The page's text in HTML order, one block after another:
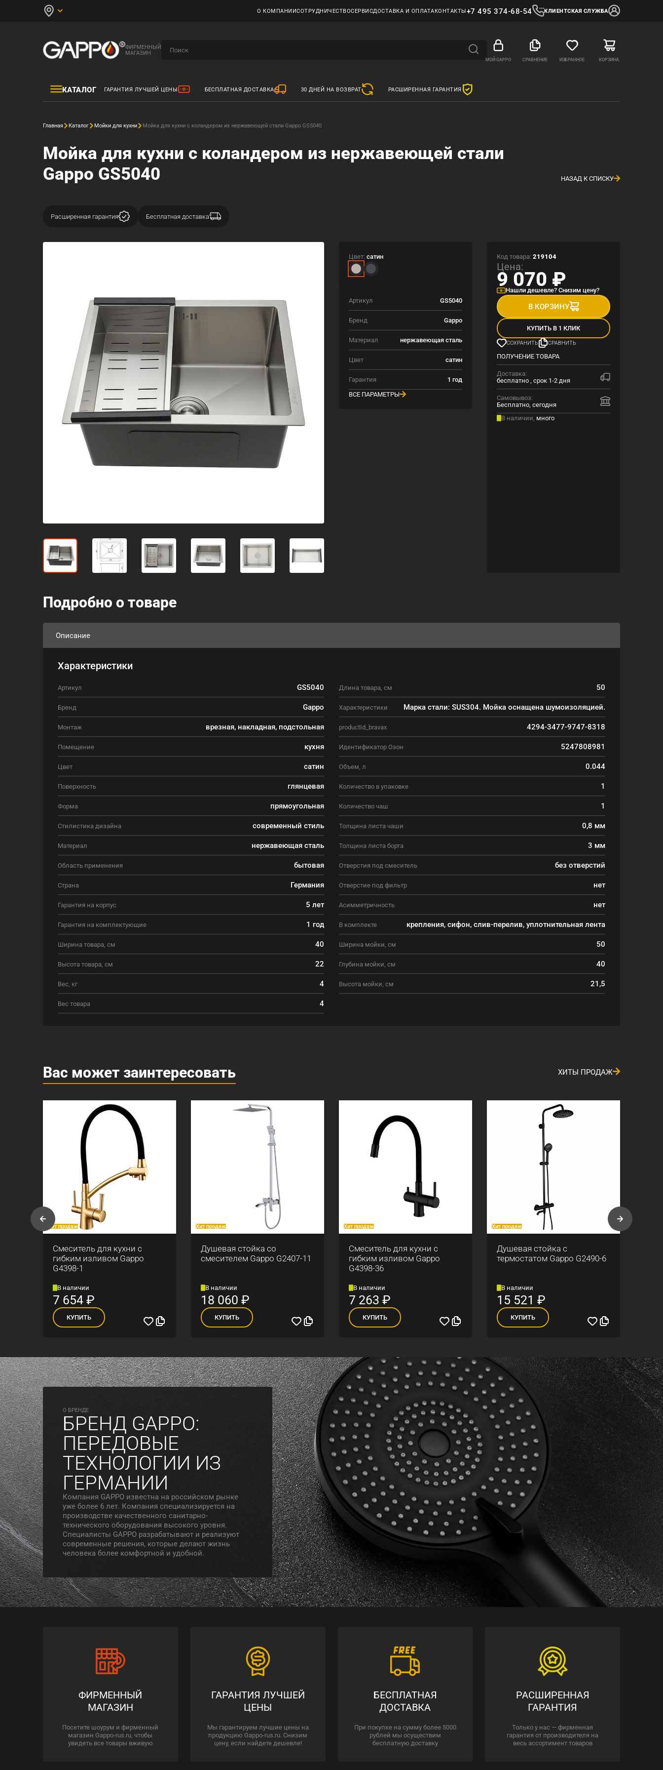
О КОМПАНИИСОТРУДНИЧЕСТВОСЕРВИСДОСТАВКА И ОПЛАТАКОНТАКТЫ+7 495 374-68-54 КЛИЕНТСКАЯ СЛУЖБА
ФИРМЕННЫЙ
МАГАЗИН
МОЙ GAPPO СРАВНЕНИЕ ИЗБРАННОЕ КОРЗИНА
КАТАЛОГ ГАРАНТИЯ ЛУЧШЕЙ ЦЕНЫ БЕСПЛАТНАЯ ДОСТАВКА 30 ДНЕЙ НА ВОЗВРАТ РАСШИРЕННАЯ ГАРАНТИЯ
Главная Каталог Мойки для кухни Мойка для кухни с коландером из нержавеющей стали Gappo GS5040
Мойка для кухни с коландером из нержавеющей стали
Gappo GS5040
НАЗАД К СПИСКУ
Расширенная гарантия Бесплатная доставка
Цвет: сатин
Артикул GS5040
Бренд Gappo
Материал нержавеющая сталь
Цвет сатин
Гарантия
1 год
ВСЕ ПАРАМЕТРЫ
Код товара: 219104
Цена:
9 070 ₽
Нашли дешевле? Снизим цену?
В КОРЗИНУ
КУПИТЬ В 1 КЛИК
СОХРАНИТЬ СРАВНИТЬ
ПОЛУЧЕНИЕ ТОВАРА
Доставка:
бесплатно , срок 1-2 дня
Самовывоз:
Бесплатно, сегодня
В наличии, много
Подробно о товаре
Описание
Характеристики
Артикул GS5040
Бренд Gappo
Монтаж врезная, накладная, подстольная
Помещение кухня
Цвет сатин
Поверхность глянцевая
Форма прямоугольная
Стилистика дизайна современный стиль
Материал нержавеющая сталь
Область применения бытовая
Страна Германия
Гарантия на корпус 5 лет
Гарантия на комплектующие 1 год
Ширина товара, см 40
Высота товара, см 22
Вес, кг 4
Вес товара 4
Длина товара, см 50
Характеристики Марка стали: SUS304. Мойка оснащена шумоизоляцией.
productId_bravax 4294-3477-9747-8318
Идентификатор Озон 5247808981
Объем, л 0.044
Количество в упаковке 1
Количество чаш 1
Толщина листа чаши 0,8 мм
Толщина листа борта 3 мм
Отверстия под смеситель без отверстий
Отверстие под фильтр нет
Асимметричность нет
В комплекте крепления, сифон, слив-перелив, уплотнительная лента
Ширина мойки, см 50
Глубина мойки, см 40
Высота мойки, см 21,5
Вас может заинтересовать ХИТЫ ПРОДАЖ
Хит продаж
Смеситель для кухни с
гибким изливом Gappo
G4398-1
В наличии
7 654₽
КУПИТЬ
Хит продаж
Душевая стойка со
смесителем Gappo G2407-11
В наличии
18 060 ₽
КУПИТЬ
Хит продаж
Смеситель для кухни с
гибким изливом Gappo
G4398-36
В наличии
7 263 ₽
КУПИТЬ
Хит продаж
Душевая стойка с
термостатом Gappo G2490-6
В наличии
15 521 ₽
КУПИТЬ
O БРЕНДЕ
БРЕНД GAPPO:
ПЕРЕДОВЫЕ
ТЕХНОЛОГИИ ИЗ
ГЕРМАНИИ
Компания GAPPO известна на российском рынке
уже более 6 лет. Компания специализируется на
производстве качественного санитарно-
технического оборудования высокого уровня.
Специалисты GAPPO разрабатывают и реализуют
современные решения, которые делают жизнь
человека более комфортной и удобной.
ФИРМЕННЫЙ
МАГАЗИН
Посетите шоурум и фирменный
магазин Gappo-rus.ru, чтобы
увидеть все товары вживую
ГАРАНТИЯ ЛУЧШЕЙ
ЦЕНЫ
Мы гарантируем лучшие цены на
продукцию Gappo-rus.ru. Снизим
цену, если найдете дешевле!
БЕСПЛАТНАЯ
ДОСТАВКА
При покупке на сумму более 5000
рублей мы осуществим
бесплатную доставку
РАСШИРЕННАЯ
ГАРАНТИЯ
Только у нас — фирменная
гарантия от производителя на
весь ассортимент товаров